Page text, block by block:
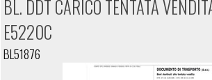
BL. DDT CARICO TENTATA
E5220C
BL51876